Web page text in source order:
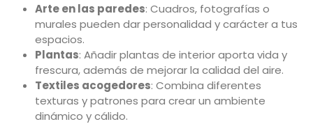
Arte en las paredes: Cuadros, fotografías o
murales pueden dar personalidad y carácter a tus
espacios.
Plantas: Añadir plantas de interior aporta vida y
frescura, además de mejorar la calidad del aire.
Textiles acogedores: Combina diferentes
texturas y patrones para crear un ambiente
dinámico y cálido.